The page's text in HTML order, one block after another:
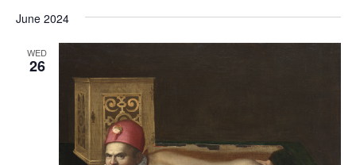
June 2024
WED
26